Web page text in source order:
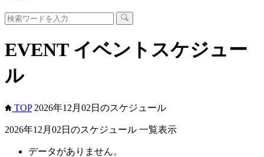
EVENT イベントスケジュー
ル
TOP 2026年12月02日のスケジュール
2026年12月02日のスケジュール 一覧表示
データがありません。